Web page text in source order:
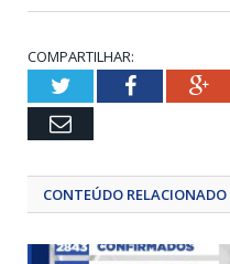
COMPARTILHAR:
TwitterFacebook
Email
CONTEÚDO RELACIONADO